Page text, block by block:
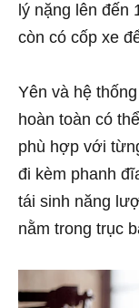
lý nặng lên đến
còn có cốp xe
Yên và hệ
hoàn toàn có
phù hợp với
đi kèm phanh
tái sinh năng
nằm trong trục